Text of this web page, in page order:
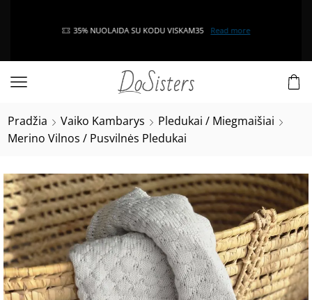
35% NUOLAIDA SU KODU VISKAM35 Read more
Pradžia Vaiko Kambarys
Pledukai / Miegmaišiai
Merino Vilnos / Pusvilnės Pledukai